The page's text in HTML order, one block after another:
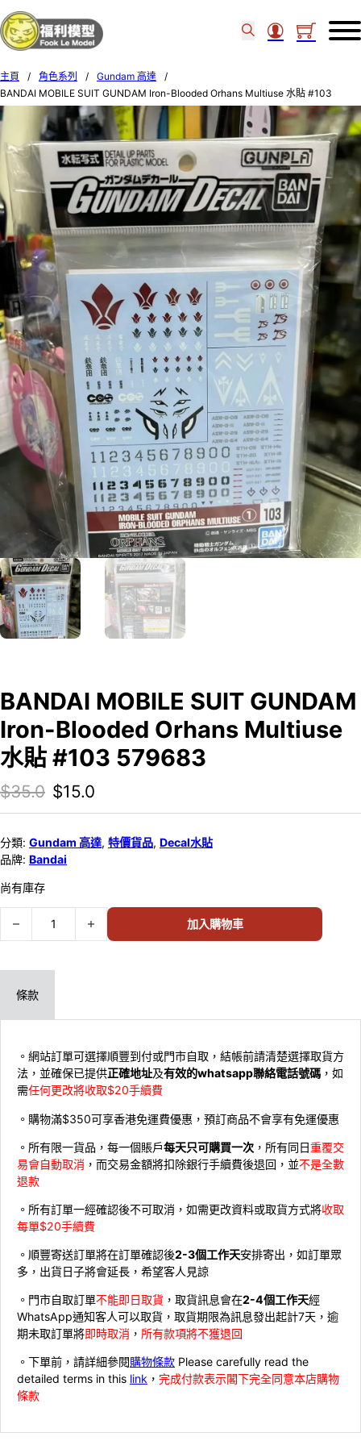
主頁 / 角色系列 / Gundam 高達
/
BANDAI MOBILE SUIT GUNDAM Iron-Blooded Orhans Multiuse 水貼 #103
579683
BANDAI MOBILE SUIT GUNDAM
Iron-Blooded Orhans Multiuse
水貼 #103 579683
$35.0 Original price was: $35.0.
$15.0
分類: Gundam 高達, 特價貨品, Decal水貼
品牌: Bandai
尚有庫存
BANDAI MOBILE SUIT GUNDAM Iron-Blooded Orhans Multiuse 水
加入購物車
條款
。網站訂單可選擇順豐到付或門市自取，結帳前請清楚選擇取貨方
法，並確保已提供正確地址及有效的whatsapp聯絡電話號碼 ，如
需任何更改將收取$20手續費
。購物滿$350可享香港免運費優惠，預訂商品不會享有免運優惠
。所有限一貨品，每一個賬戶每天只可購買一次 ，所有同日重覆交
易會自動取消 ，而交易金額將扣除銀行手續費後退回，並不是全數
退款
。所有訂單一經確認後不可取消，如需更改資料或取貨方式將收取
每單$20手續費
。順豐寄送訂單將在訂單確認後2-3個工作天安排寄出，如訂單眾
多，出貨日子將會延長，希望客人見諒
。門市自取訂單不能即日取貨 ，取貨訊息會在2-4個工作天經
WhatsApp通知客人可以取貨，取貨期限為訊息發出起計7天，逾
期未取訂單將即時取消 ， 所有款項將不獲退回
。下單前，請詳細參閱購物條款 Please carefully read the
detailed terms in this link ， 完成付款表示閣下完全同意本店購物
條款